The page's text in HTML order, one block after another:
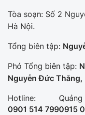
Tòa soạn: Số 2
Hà Nội.
Tổng biên tập:
Phó Tổng biên tập:
Nguyễn Đức Thắng,
Hotline:
0901 514 7990915